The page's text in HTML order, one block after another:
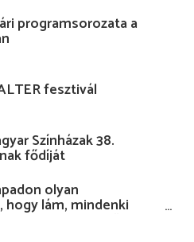
programsorozata a
fesztivál
Színházak 38.
fődíját
olyan
lám, mindenki
magammal…”